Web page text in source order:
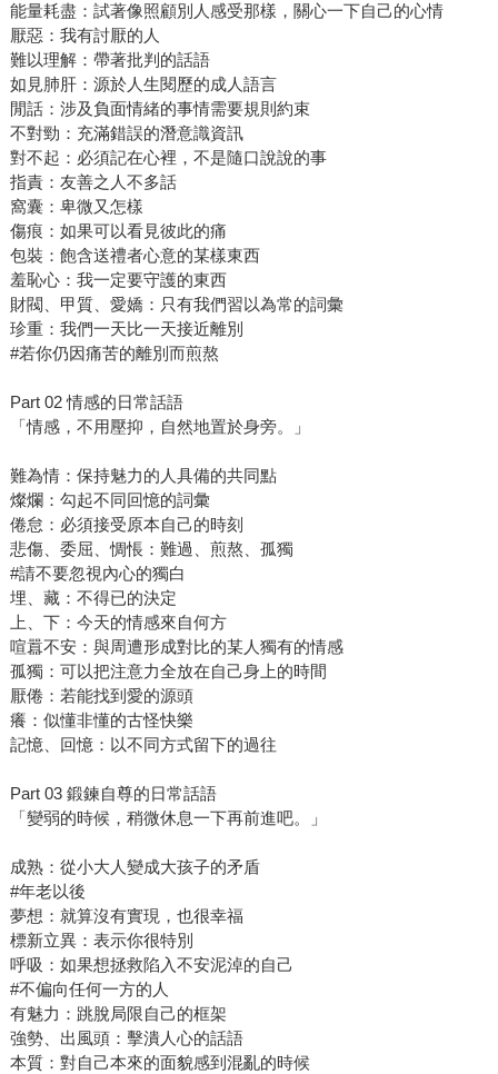
能量耗盡：試著像照顧別人感受那樣，關心一下自己的心情
厭惡：我有討厭的人
難以理解：帶著批判的話語
如見肺肝：源於人生閱歷的成人語言
閒話：涉及負面情緒的事情需要規則約束
不對勁：充滿錯誤的潛意識資訊
對不起：必須記在心裡，不是隨口說說的事
指責：友善之人不多話
窩囊：卑微又怎樣
傷痕：如果可以看見彼此的痛
包裝：飽含送禮者心意的某樣東西
羞恥心：我一定要守護的東西
財閥、甲質、愛嬌：只有我們習以為常的詞彙
珍重：我們一天比一天接近離別
#若你仍因痛苦的離別而煎熬
Part 02 情感的日常話語
「情感，不用壓抑，自然地置於身旁。」
難為情：保持魅力的人具備的共同點
燦爛：勾起不同回憶的詞彙
倦怠：必須接受原本自己的時刻
悲傷、委屈、惆悵：難過、煎熬、孤獨
#請不要忽視內心的獨白
埋、藏：不得已的決定
上、下：今天的情感來自何方
喧囂不安：與周遭形成對比的某人獨有的情感
孤獨：可以把注意力全放在自己身上的時間
厭倦：若能找到愛的源頭
癢：似懂非懂的古怪快樂
記憶、回憶：以不同方式留下的過往
Part 03 鍛鍊自尊的日常話語
「變弱的時候，稍微休息一下再前進吧。」
成熟：從小大人變成大孩子的矛盾
#年老以後
夢想：就算沒有實現，也很幸福
標新立異：表示你很特別
呼吸：如果想拯救陷入不安泥淖的自己
#不偏向任何一方的人
有魅力：跳脫局限自己的框架
強勢、出風頭：擊潰人心的話語
本質：對自己本來的面貌感到混亂的時候